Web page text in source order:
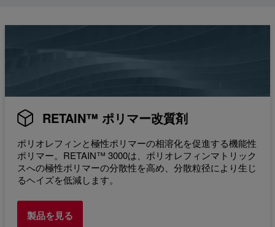
RETAIN™ ポリマー改質剤
ポリオレフィンと極性ポリマーの相溶化を促進する機能性
ポリマー。RETAIN™ 3000は、ポリオレフィンマトリック
スへの極性ポリマーの分散性を高め、分散粒径により生じ
るヘイズを低減します。
製品を見る